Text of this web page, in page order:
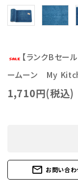
【ランクBセー
ームーン My
1,710円(税込)
mail_outline お問い合わ